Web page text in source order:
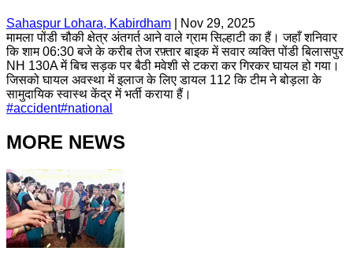
Sahaspur Lohara, Kabirdham
Nov 29, 2025
मामला पोंडी चौकी क्षेत्र अंतगर्त आने वाले ग्राम सिल्हाटी का हैं। जहाँ शनिवार
कि शाम 06:30 बजे के करीब तेज रफ़्तार बाइक में सवार व्यक्ति पोंडी बिलासपुर
NH 130A में बिच सड़क पर बैठी मवेशी से टकरा कर गिरकर घायल हो गया।
जिसको घायल अवस्था में इलाज के लिए डायल 112 कि टीम ने बोड़ला के
सामुदायिक स्वास्थ केंद्र में भर्ती कराया हैं।
#accident#national
MORE NEWS